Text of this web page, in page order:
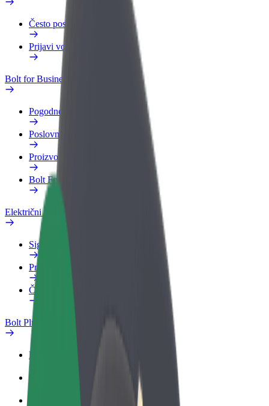
Često postavljana pitanja
Prijavi vozilo
Bolt for Business
Pogodnosti
Poslovni profil
Proizvodi
Bolt Food za poslovne korisnike
Električni bicikli
Sigurnosni laboratorij
Prijavi problem
Često postavljana pitanja
Bolt Plus
Pogodnosti
Često postavljana pitanja